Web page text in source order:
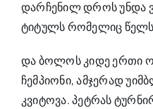
დარჩენილ დროს უნდა
ტიტულს რომელიც წელს
და ბოლოს კიდე ერთი
ჩემპიონი, ამჯერად
კვიტოვა. პეტრას